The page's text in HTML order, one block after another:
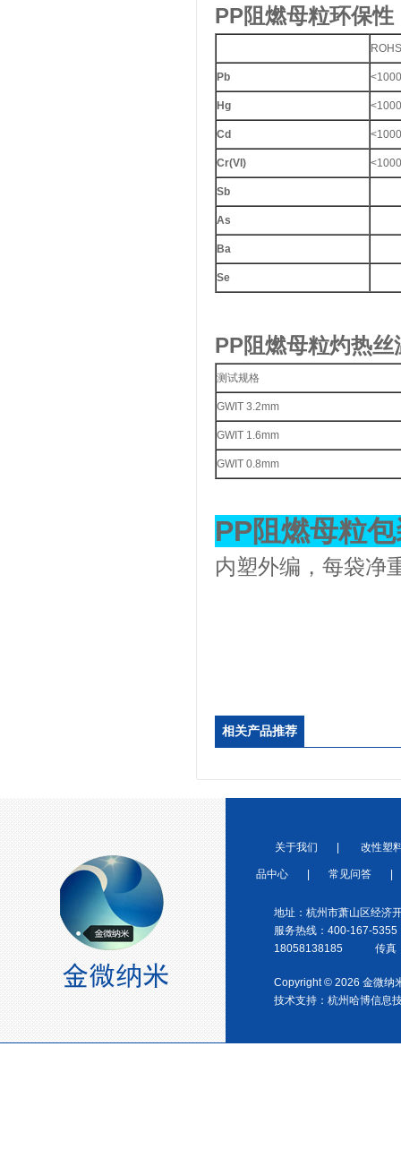
中国塑料加工 中国塑料加工协
会改性塑料专业委员会理事单
位协会性塑料专业委员会理事
单位
PP阻燃母粒环保性
ROHS
Pb
Hg
Cd
Cr(VI)
Sb
As
Ba
Se
PP阻燃母粒灼热丝
测试规格
GWIT 3.2mm
GWIT 1.6mm
GWIT 0.8mm
PP阻燃母粒
内塑外编，每袋净
相关产品推荐
关于我们 改性塑
品中心 常见问答
地址：杭州市萧山区经济
服务热线：400-167-5355
18058138185 传真：
Copyright © 2026 金微纳
技术支持： 杭州哈博信息